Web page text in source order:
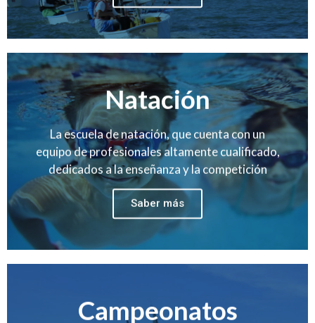
Natación
La escuela de natación, que cuenta con un
equipo de profesionales altamente cualificado,
dedicados a la enseñanza y la competición
Saber más
Campeonatos